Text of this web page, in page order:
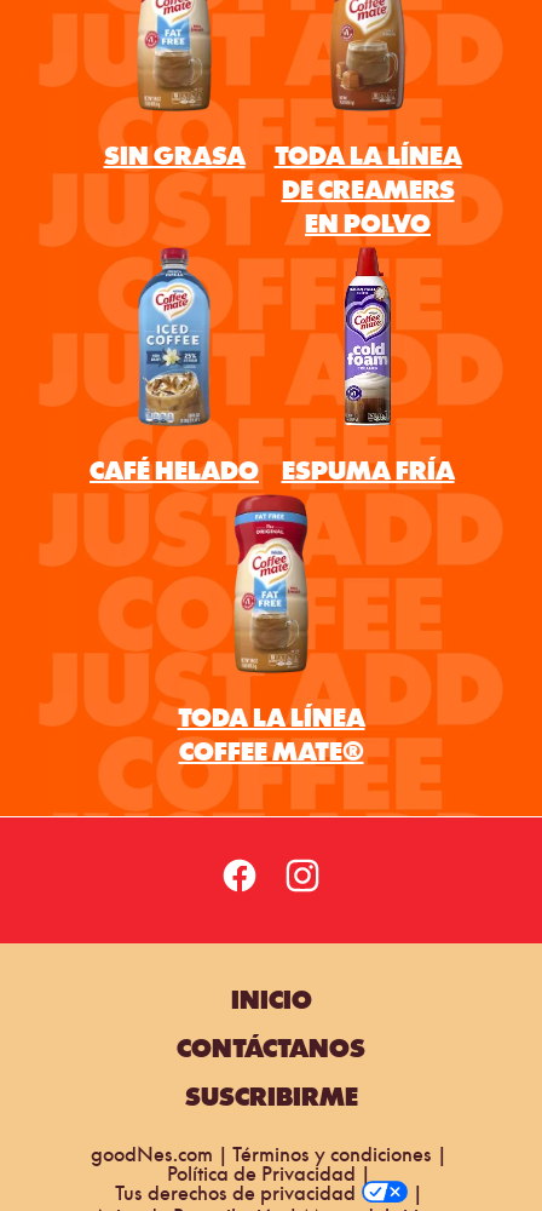
INICIO
CONTÁCTANOS
SUSCRIBIRME
goodNes.com Términos y condiciones
Política de Privacidad
Tus derechos de privacidad